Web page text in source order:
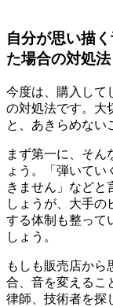
自分が思い描
た場合の対処法
今度は、購入して
の対処法です。大
と、あきらめない
まず第一に、そん
ょう。「弾いて
きません」などと
しょうが、大手の
する体制も整って
しょう。
もしも販売店から
合、音を変えるこ
律師、技術者を探